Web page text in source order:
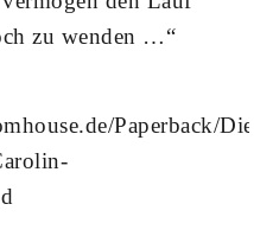
zu wenden …“
Paperback/Die-